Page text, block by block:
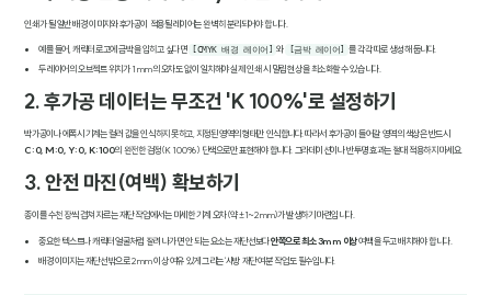
인쇄가 될 일반 배경 이미지와 후가공이 적용될 레이어는 완벽히 분리되어야 합니다.
예를 들어, 캐릭터 로고에 금박을 입히고 싶다면 [CMYK 배경 레이어] 와 [금박 레이어] 를 각각 따로 생성해 둡니다.
두 레이어의 오브젝트 위치가 1mm의 오차도 없이 일치해야 실제 인쇄 시 밀림 현상을 최소화할 수 있습니다.
2. 후가공 데이터는 무조건 'K 100%'로 설정하기
박가공이나 에폭시 기계는 컬러 값을 인식하지 못하고, 지정된 영역의 형태만 인식합니다. 따라서 후가공이 들어갈 영역의 색상은 반드시
C:0, M:0, Y:0, K:100의 완전한 검정(K 100%) 단색으로만 표현해야 합니다. 그라데이션이나 반투명 효과는 절대 적용하지 마세요.
3. 안전 마진(여백) 확보하기
종이를 수천 장씩 겹쳐 자르는 재단 작업에서는 미세한 기계 오차(약 ±1~2mm)가 발생하기 마련입니다.
중요한 텍스트나 캐릭터 얼굴처럼 잘려 나가면 안 되는 요소는 재단선보다안쪽으로 최소 3mm 이상여백을 두고 배치해야 합니다.
배경 이미지는 재단선 밖으로 2mm 이상 여유 있게 그리는 '사방 재단 여분' 작업도 필수입니다.